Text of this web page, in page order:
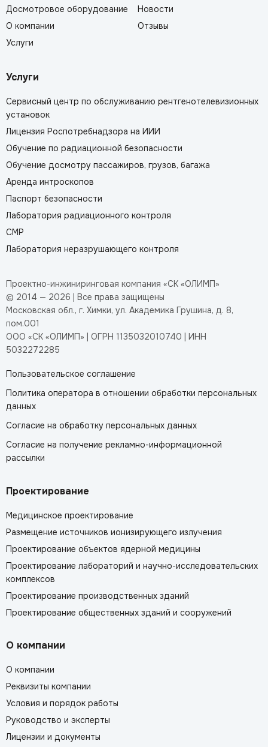
Досмотровое оборудование
О компании
Услуги
Новости
Отзывы
Услуги
Сервисный центр по обслуживанию рентгенотелевизионных
установок
Лицензия Роспотребнадзора на ИИИ
Обучение по радиационной безопасности
Обучение досмотру пассажиров, грузов, багажа
Аренда интроскопов
Паспорт безопасности
Лаборатория радиационного контроля
СМР
Лаборатория неразрушающего контроля
Проектно-инжиниринговая компания «СК «ОЛИМП»
© 2014 — 2026 | Все права защищены
Московская обл., г. Химки, ул. Академика Грушина, д. 8,
пом.001
ООО «СК «ОЛИМП» | ОГРН 1135032010740 | ИНН
5032272285
Пользовательское соглашение
Политика оператора в отношении обработки персональных
данных
Согласие на обработку персональных данных
Согласие на получение рекламно-информационной
рассылки
Проектирование
Медицинское проектирование
Размещение источников ионизирующего излучения
Проектирование объектов ядерной медицины
Проектирование лабораторий и научно-исследовательских
комплексов
Проектирование производственных зданий
Проектирование общественных зданий и сооружений
О компании
О компании
Реквизиты компании
Условия и порядок работы
Руководство и эксперты
Лицензии и документы